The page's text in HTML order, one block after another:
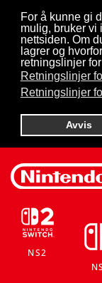
For å kunne gi
mulig, bruker vi
nettsiden. Om
lagrer og
retningslinjer
Retningslinjer
Retningslinjer
Avvis
Skip to main
NS2
NS